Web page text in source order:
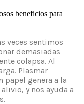
beneficios para
veces sentimos
demasiadas
colapsa. Al
Plasmar
papel genera a la
y nos ayuda a